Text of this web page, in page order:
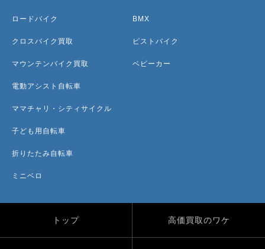
ロードバイク
クロスバイク買取
マウンテンバイク買取
電動アシスト自転車
ママチャリ・シティサイクル
子ども用自転車
折りたたみ自転車
ミニベロ
BMX
ピストバイク
ベビーカー
トップ 高価買取のワケ